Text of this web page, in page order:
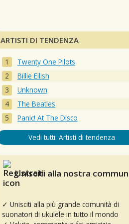
ARTISTI DI TENDENZA
Twenty One Pilots
Billie Eilish
Unknown
The Beatles
Panic! At The Disco
Vedi tutti: Artisti di tendenza
Unisciti alla nostra
✓ Unisciti alla più grande comunità di
suonatori di ukulele in tutto il mondo